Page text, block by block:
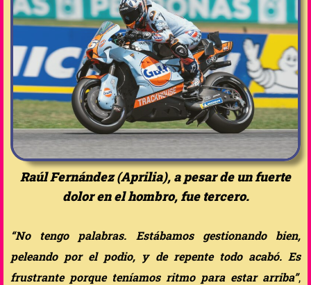
Raúl Fernández (Aprilia), a pesar de un fuerte
dolor en el hombro, fue tercero.
“No tengo palabras. Estábamos gestionando bien,
peleando por el podio, y de repente todo acabó. Es
frustrante porque teníamos ritmo para estar arriba”,